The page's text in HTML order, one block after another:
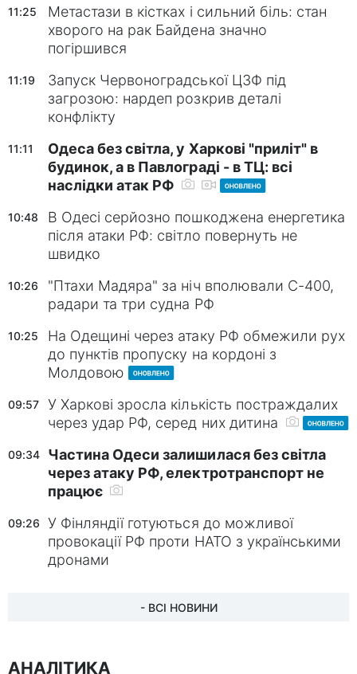
11:25
Метастази в кістках і сильний біль: стан
хворого на рак Байдена значно
погіршився
11:19
Запуск Червоноградської ЦЗФ під
загрозою: нардеп розкрив деталі
конфлікту
11:11
Одеса без світла, у Харкові "приліт" в
будинок, а в Павлограді - в ТЦ: всі
наслідки атак РФ
10:48
В Одесі серйозно пошкоджена енергетика
після атаки РФ: світло повернуть не
швидко
10:26
"Птахи Мадяра" за ніч вполювали С-400,
радари та три судна РФ
10:25
На Одещині через атаку РФ обмежили рух
до пунктів пропуску на кордоні з
Молдовою
09:57
У Харкові зросла кількість постраждалих
через удар РФ, серед них дитина
09:34
Частина Одеси залишилася без світла
через атаку РФ, електротранспорт не
працює
09:26
У Фінляндії готуються до можливої
провокації РФ проти НАТО з українськими
дронами
- ВСІ НОВИНИ
АНАЛІТИКА